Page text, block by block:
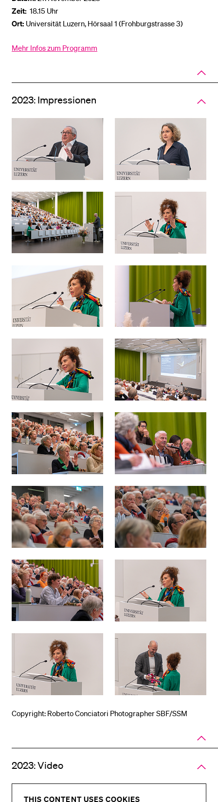
Zeit: 18.15 Uhr
Ort: Universität Luzern, Hörsaal 1 (Frohburgstrasse 3)
Mehr Infos zum Programm
Close
panel
of
2023: Impressionen
Copyright: Roberto Conciatori Photographer SBF/SSM
Close
panel
of
2023: Video
THIS CONTENT USES COOKIES